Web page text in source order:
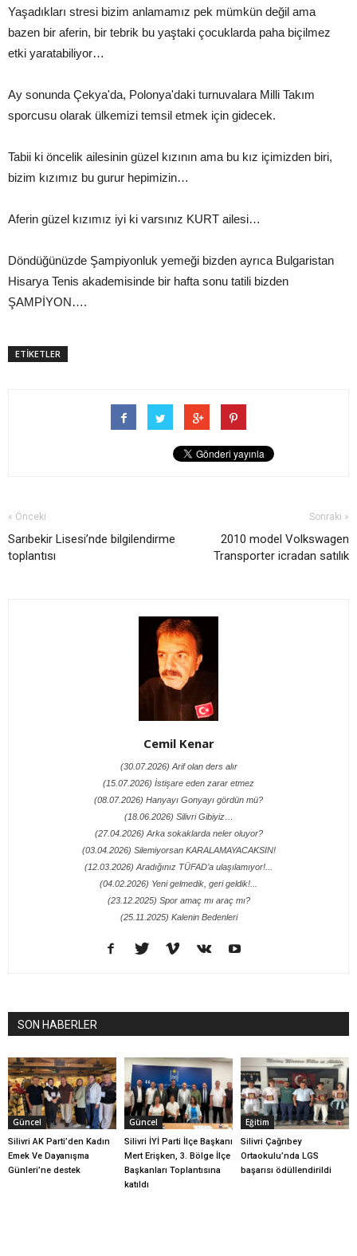
Yaşadıkları stresi bizim anlamamız pek mümkün değil ama
bazen bir aferin, bir tebrik bu yaştaki çocuklarda paha biçilmez
etki yaratabiliyor…
Ay sonunda Çekya'da, Polonya'daki turnuvalara Milli Takım
sporcusu olarak ülkemizi temsil etmek için gidecek.
Tabii ki öncelik ailesinin güzel kızının ama bu kız içimizden biri,
bizim kızımız bu gurur hepimizin…
Aferin güzel kızımız iyi ki varsınız KURT ailesi…
Döndüğünüzde Şampiyonluk yemeği bizden ayrıca Bulgaristan
Hisarya Tenis akademisinde bir hafta sonu tatili bizden
ŞAMPİYON….
ETİKETLER
« Önceki
Sarıbekir Lisesi’nde bilgilendirme
toplantısı
Sonraki »
2010 model Volkswagen
Transporter icradan satılık
Cemil Kenar
(30.07.2026) Arif olan ders alır
(15.07.2026) İstişare eden zarar etmez
(08.07.2026) Hanyayı Gonyayı gördün mü?
(18.06.2026) Silivri Gibiyiz…
(27.04.2026) Arka sokaklarda neler oluyor?
(03.04.2026) Silemiyorsan KARALAMAYACAKSIN!
(12.03.2026) Aradığınız TÜFAD’a ulaşılamıyor!...
(04.02.2026) Yeni gelmedik, geri geldik!...
(23.12.2025) Spor amaç mı araç mı?
(25.11.2025) Kalenin Bedenleri
SON HABERLER
Güncel
Silivri AK Parti’den Kadın
Emek Ve Dayanışma
Günleri’ne destek
Güncel
Silivri İYİ Parti İlçe Başkanı
Mert Erişken, 3. Bölge İlçe
Başkanları Toplantısına
katıldı
Eğitim
Silivri Çağrıbey
Ortaokulu’nda LGS
başarısı ödüllendirildi